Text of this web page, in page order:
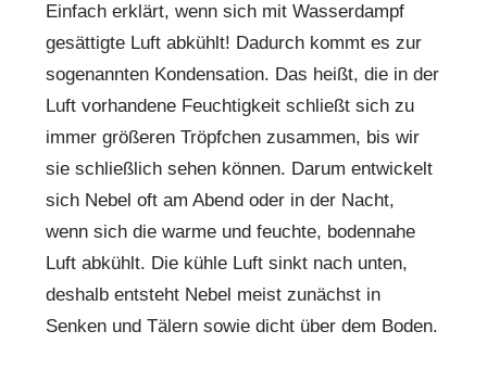
Einfach erklärt, wenn sich mit Wasserdampf
gesättigte Luft abkühlt! Dadurch kommt es zur
sogenannten Kondensation. Das heißt, die in der
Luft vorhandene Feuchtigkeit schließt sich zu
immer größeren Tröpfchen zusammen, bis wir
sie schließlich sehen können. Darum entwickelt
sich Nebel oft am Abend oder in der Nacht,
wenn sich die warme und feuchte, bodennahe
Luft abkühlt. Die kühle Luft sinkt nach unten,
deshalb entsteht Nebel meist zunächst in
Senken und Tälern sowie dicht über dem Boden.